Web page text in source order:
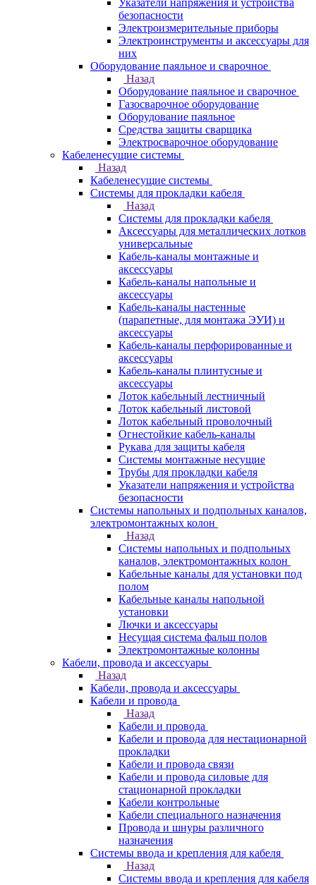
Указатели напряжения и устройства
безопасности
Электроизмерительные приборы
Электроинструменты и аксессуары для
них
Оборудование паяльное и сварочное
Назад
Оборудование паяльное и сварочное
Газосварочное оборудование
Оборудование паяльное
Средства защиты сварщика
Электросварочное оборудование
Кабеленесущие системы
Назад
Кабеленесущие системы
Системы для прокладки кабеля
Назад
Системы для прокладки кабеля
Аксессуары для металлических лотков
универсальные
Кабель-каналы монтажные и
аксессуары
Кабель-каналы напольные и
аксессуары
Кабель-каналы настенные
(парапетные, для монтажа ЭУИ) и
аксессуары
Кабель-каналы перфорированные и
аксессуары
Кабель-каналы плинтусные и
аксессуары
Лоток кабельный лестничный
Лоток кабельный листовой
Лоток кабельный проволочный
Огнестойкие кабель-каналы
Рукава для защиты кабеля
Системы монтажные несущие
Трубы для прокладки кабеля
Указатели напряжения и устройства
безопасности
Системы напольных и подпольных каналов,
электромонтажных колон
Назад
Системы напольных и подпольных
каналов, электромонтажных колон
Кабельные каналы для установки под
полом
Кабельные каналы напольной
установки
Лючки и аксессуары
Несущая система фальш полов
Электромонтажные колонны
Кабели, провода и аксессуары
Назад
Кабели, провода и аксессуары
Кабели и провода
Назад
Кабели и провода
Кабели и провода для нестационарной
прокладки
Кабели и провода связи
Кабели и провода силовые для
стационарной прокладки
Кабели контрольные
Кабели специального назначения
Провода и шнуры различного
назначения
Системы ввода и крепления для кабеля
Назад
Системы ввода и крепления для кабеля